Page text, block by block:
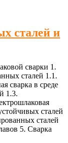
сталей и
сварки 1.
сталей 1.1.
сварка в среде
1.3.
сталей
сталей
5. Сварка